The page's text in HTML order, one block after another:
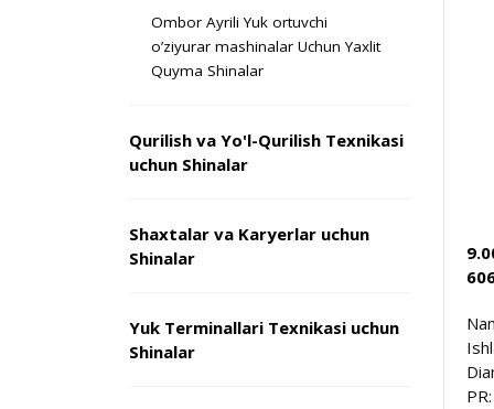
Ombor Ayrili Yuk ortuvchi
o’ziyurar mashinalar Uchun Yaxlit
Quyma Shinalar
Qurilish va Yo'l-Qurilish Texnikasi
uchun Shinalar
Shaxtalar va Karyerlar uchun
Shinalar
Yuk Terminallari Texnikasi uchun
Shinalar